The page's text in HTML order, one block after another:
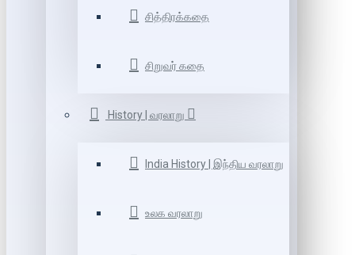
சித்திரக்கதை
சிறுவர் கதை
History | வரலாறு
India History | இந்திய வரலாறு
உலக வரலாறு